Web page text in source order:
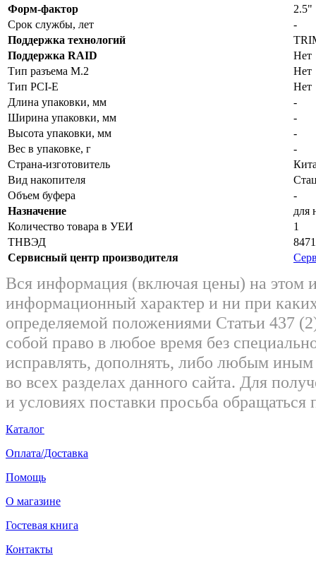
Форм-фактор
2.5"
Срок службы, лет
-
Поддержка технологий
Поддержка RAID
Нет
Тип разъема M.2
Нет
Тип PCI-E
Нет
Длина упаковки, мм
-
Ширина упаковки, мм
-
Высота упаковки, мм
-
Вес в упаковке, г
-
Страна-изготовитель
Вид накопителя
Объем буфера
-
Назначение
для
Количество товара в УЕИ
1
ТНВЭД
Сервисный центр производителя
Вся информация (включая цены) на этом
информационный характер и ни при
определяемой положениями Статьи 437
собой право в любое время без
исправлять, дополнять, либо любым
во всех разделах данного сайта. Для
и условиях поставки просьба
Каталог
Оплата/Доставка
Помощь
О магазине
Гостевая книга
Контакты